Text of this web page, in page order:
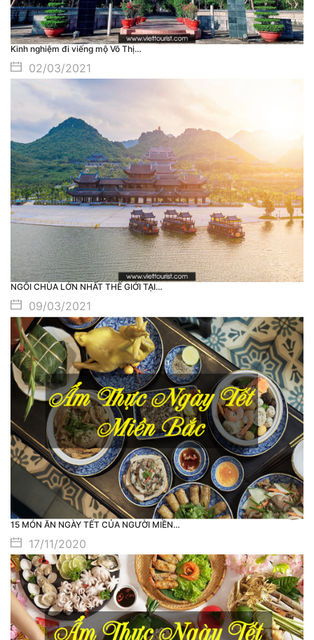
Kinh nghiệm đi viếng mộ Võ Thị…
02/03/2021
NGÔI CHÙA LỚN NHẤT THẾ GIỚI TẠI…
09/03/2021
15 MÓN ĂN NGÀY TẾT CỦA NGƯỜI MIỀN…
17/11/2020